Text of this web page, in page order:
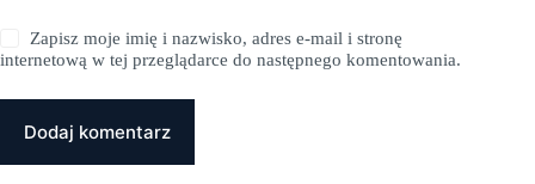
Zapisz moje imię i nazwisko, adres e-mail i stronę
internetową w tej przeglądarce do następnego komentowania.
Dodaj komentarz